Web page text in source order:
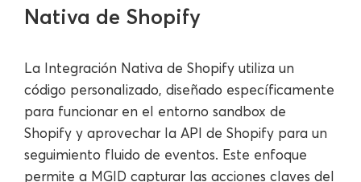
Nativa de Shopify
La Integración Nativa de Shopify utiliza un
código personalizado, diseñado específicamente
para funcionar en el entorno sandbox de
Shopify y aprovechar la API de Shopify para un
seguimiento fluido de eventos. Este enfoque
permite a MGID capturar las acciones claves del